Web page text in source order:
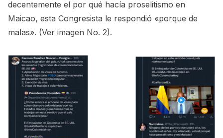
decentemente el por qué hacía proselitismo en
Maicao, esta Congresista le respondió «porque de
malas». (Ver imagen No. 2).